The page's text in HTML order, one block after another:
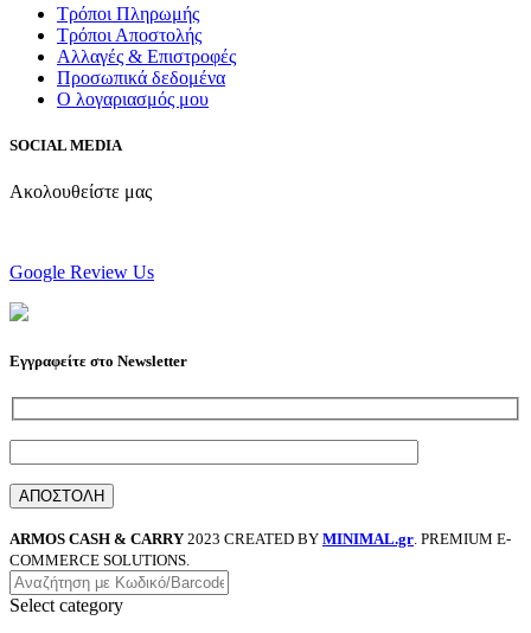
Τρόποι Πληρωμής
Τρόποι Αποστολής
Αλλαγές & Επιστροφές
Προσωπικά δεδομένα
Ο λογαριασμός μου
SOCIAL MEDIA
Ακολουθείστε μας
Google Review Us
Εγγραφείτε στο Newsletter
ARMOS CASH & CARRY 2023 CREATED BY MINIMAL.gr . PREMIUM E-
COMMERCE SOLUTIONS.
Select category